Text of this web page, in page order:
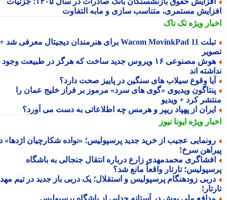
مستمری، متناسب سازی و مابه التفاوت
ویژهتک ناک
تبلت Wacom MovinkPad 11 برای هنرمندان دیجیتال معرفی شد +
هوش مصنوعی ۱۶ ویروس جدید ساخت که هرگز در طبیعت وجود
اند
وقوع سیلاب های سنگین در پاییز صحت دارد؟
ویدیوی «گوی های سرد» مرموز بر فراز خلیج عمان را
کرد + ویدیو
از پهپاد ریپر و هرمس چه اطلاعاتی به دست می آورد؟
ویژهایونا نیوز
عجیب از خرید جدید پرسپولیس؛ «نواده شکارچیان اژدها» در
سرخ!
محمدمهدی زارع درباره انتقال جنجالی به باشگاه
تارتار واقعاً مانع شد؟
زودهنگام پرسپولیس و استقلال؛ یک دربی باز جدید در تیم مهدی